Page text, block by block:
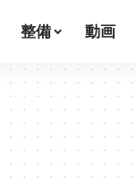
整備 動画